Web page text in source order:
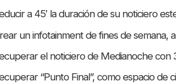
a 45′ la duración de su noticiero
un infotainment de fines de semana,
el noticiero de Medianoche con
“Punto Final”, como espacio de